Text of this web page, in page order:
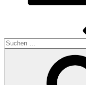
Suchen
nach: